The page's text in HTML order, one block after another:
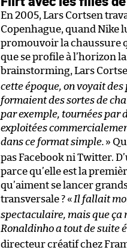
En 2005, Lars Cortsen
Copenhague, quand Nike
promouvoir la chaussure
que se profile à l’horizon
brainstorming, Lars
cette époque, on voyait des
formaient des sortes de
par exemple, tournées par
exploitées
dans ce format simple. »
pas Facebook ni Twitter.
parce qu’elle est la
qu’aiment se lancer
transversale ? « Il fallait
spectaculaire, mais que ça
Ronaldinho a tout de suite
directeur créatif chez